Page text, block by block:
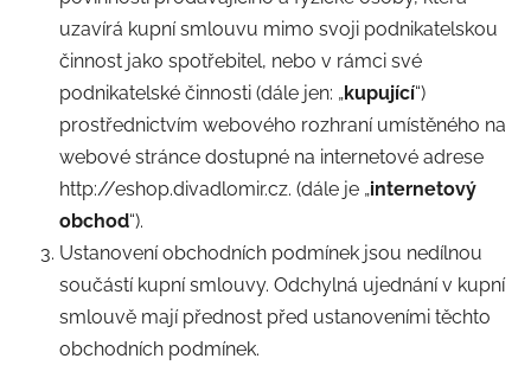
uzavírá kupní smlouvu mimo svoji podnikatelskou
činnost jako spotřebitel, nebo v rámci své
podnikatelské činnosti (dále jen: „kupující“)
prostřednictvím webového rozhraní umístěného na
webové stránce dostupné na internetové adrese
http://eshop.divadlomir.cz. (dále je „internetový
obchod“).
Ustanovení obchodních podmínek jsou nedílnou
součástí kupní smlouvy. Odchylná ujednání v kupní
smlouvě mají přednost před ustanoveními těchto
obchodních podmínek.